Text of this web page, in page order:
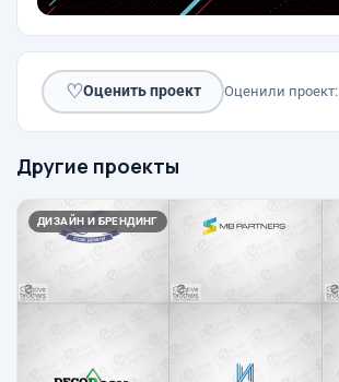
♡Оценить проект Оценили проект:
Другие проекты
ДИЗАЙН И БРЕНДИНГ